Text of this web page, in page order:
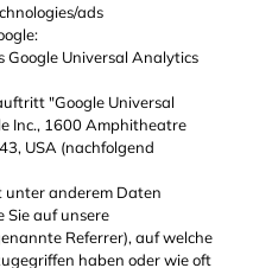
ads
Universal Analytics
"Google Universal
Inc., 1600 Amphitheatre
USA (nachfolgend
unter anderem Daten
Sie auf unsere
Referrer), auf welche
haben oder wie oft